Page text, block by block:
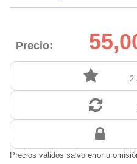
Precio:
2
Precios validos salvo error u